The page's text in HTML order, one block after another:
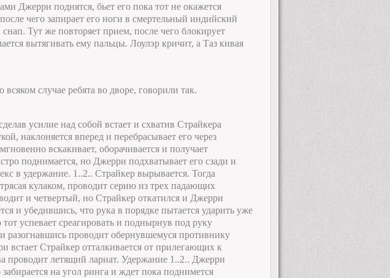
Джерри поднятся, бьет его пока тот не окажется
чего запирает его ноги в смертельный индийский
Тут же повторяет прием, после чего блокирует
вытягивать ему пальцы. Лоулэр кричит, а Таз кивая
всяком случае ребята во дворе, говорили так.
усилие над собой встает и схватив Страйкера
наклоняется вперед и перебрасывает его через
вскакивает, оборачивается и получает
поднимается, но Джерри подхватывает его сзади и
в удержание. 1..2.. Страйкер вырывается. Тогда
кулаком, проводит серию из трех падающих
и четвертый, но Страйкер откатился и Джерри
и убедившись, что рука в порядке пытается ударить уже
успевает среагировать и поднырнув под руку
разогнавшись проводит обернувшемуся противнику
встает Страйкер отталкивается от прилегающих к
проводит летящий лариат. Удержание 1..2.. Джерри
на угол ринга и ждет пока поднимется